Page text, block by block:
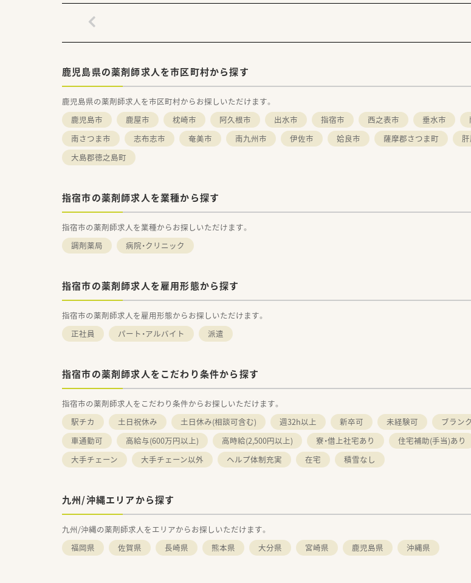
鹿児島県の薬剤師求人を市区町村から探す
鹿児島県の薬剤師求人を市区町村からお探しいただけます。
鹿児島市
鹿屋市 枕崎市 阿久根市 出水市 指宿市 西之表市 垂水市
南さつま市
志布志市 奄美市 南九州市 伊佐市 姶良市 薩摩郡さつま町
大島郡徳之島町
指宿市の薬剤師求人を業種から探す
指宿市の薬剤師求人を業種からお探しいただけます。
調剤薬局
病院・クリニック
指宿市の薬剤師求人を雇用形態から探す
指宿市の薬剤師求人を雇用形態からお探しいただけます。
正社員
パート・アルバイト 派遣
指宿市の薬剤師求人をこだわり条件から探す
指宿市の薬剤師求人をこだわり条件からお探しいただけます。
駅チカ
土日祝休み 土日休み(相談可含む) 週32h以上 新卒可 未経験可 ブラン
車通勤可
高給与(600万円以上) 高時給(2,500円以上) 寮・借上社宅あり 住宅補助(手当)あり
大手チェーン
大手チェーン以外 ヘルプ体制充実 在宅 積雪なし
九州/沖縄エリアから探す
九州/沖縄の薬剤師求人をエリアからお探しいただけます。
福岡県
佐賀県 長崎県 熊本県 大分県 宮崎県 鹿児島県 沖縄県